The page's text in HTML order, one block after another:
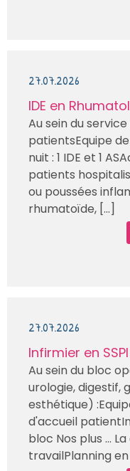
27.07.2026
IDE en
Au sein du
patientsEquipe de
nuit : 1 IDE et 1
patients
ou poussées
rhumatoïde, [...]
27.07.2026
Infirmier en
Au sein du bloc
urologie, digestif,
esthétique)
d'accueil
bloc Nos plus …
travailPlanning en